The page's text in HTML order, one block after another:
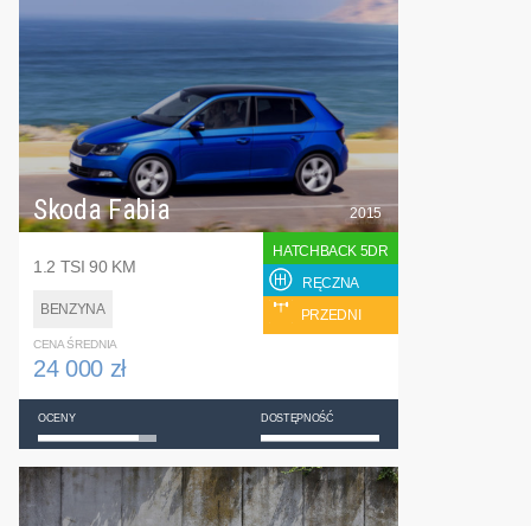
Skoda Fabia
1.2 TSI 90 KM
BENZYNA
2015
HATCHBACK 5DR
RĘCZNA
PRZEDNI
CENA ŚREDNIA
24 000 zł
OCENY DOSTĘPNOŚĆ